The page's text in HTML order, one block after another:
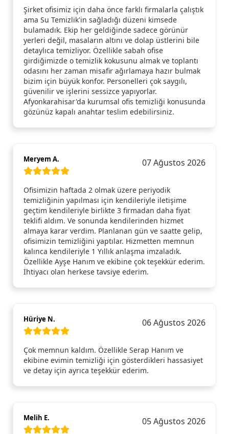
Şirket ofisimiz için daha önce farklı firmalarla çalıştık
ama Su Temizlik'in sağladığı düzeni kimsede
bulamadık. Ekip her geldiğinde sadece görünür
yerleri değil, masaların altını ve dolap üstlerini bile
detaylıca temizliyor. Özellikle sabah ofise
girdiğimizde o temizlik kokusunu almak ve toplantı
odasını her zaman misafir ağırlamaya hazır bulmak
bizim için büyük konfor. Personelleri çok saygılı,
güvenilir ve işlerini sessizce yapıyorlar.
Afyonkarahisar'da kurumsal ofis temizliği konusunda
gözünüz kapalı anahtar teslim edebilirsiniz.
Meryem A. 07 Ağustos 2026
Ofisimizin haftada 2 olmak üzere periyodik
temizliğinin yapılması için kendileriyle iletişime
geçtim kendileriyle birlikte 3 firmadan daha fiyat
teklifi aldım. Ve sonunda kendilerinden hizmet
almaya karar verdim. Planlanan gün ve saatte gelip,
ofisimizin temizliğini yaptılar. Hizmetten memnun
kalınca kendileriyle 1 Yıllık anlaşma imzaladık.
Özellikle Ayşe Hanım ve ekibine çok teşekkür ederim.
İhtiyacı olan herkese tavsiye ederim.
Hüriye N. 06 Ağustos 2026
Çok memnun kaldım. Özellikle Serap Hanım ve
ekibine evimin temizliği için gösterdikleri hassasiyet
ve detay için ayrıca teşekkür ederim.
Melih E. 05 Ağustos 2026